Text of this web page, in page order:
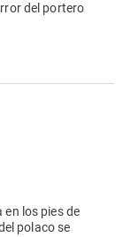
del portero
los pies de
polaco se